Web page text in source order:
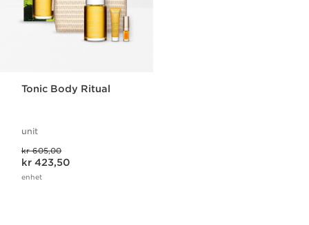
Tonic Body Ritual
unit
Tidligere pris kr 605,00
kr 605,00
Nåværende pris kr 423,50
kr 423,50
enhet